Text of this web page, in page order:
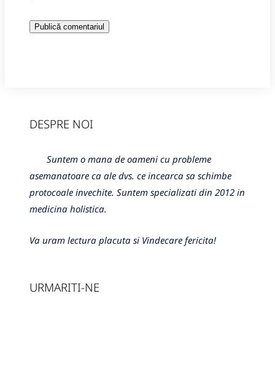
DESPRE NOI
Suntem o mana de oameni cu probleme
asemanatoare ca ale dvs. ce incearca sa schimbe
protocoale invechite. Suntem specializati din 2012 in
medicina holistica.
Va uram lectura placuta si Vindecare fericita!
URMARITI-NE